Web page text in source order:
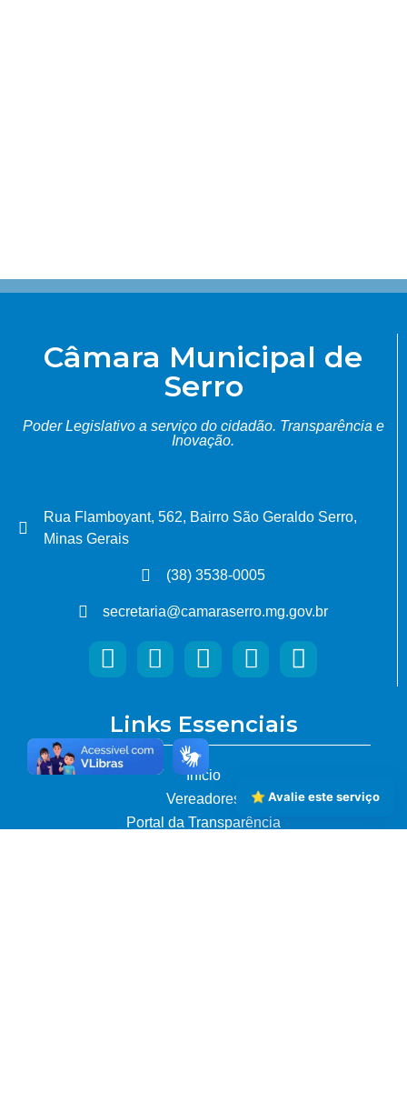
Câmara Municipal de
Serro
Poder Legislativo a serviço do cidadão. Transparência e
Inovação.
Rua Flamboyant, 562, Bairro São Geraldo Serro,
Minas Gerais
(38) 3538-0005
secretaria@camaraserro.mg.gov.br
Links Essenciais
Início
Vereadores
Portal da Transparência
⭐ Avalie este serviço